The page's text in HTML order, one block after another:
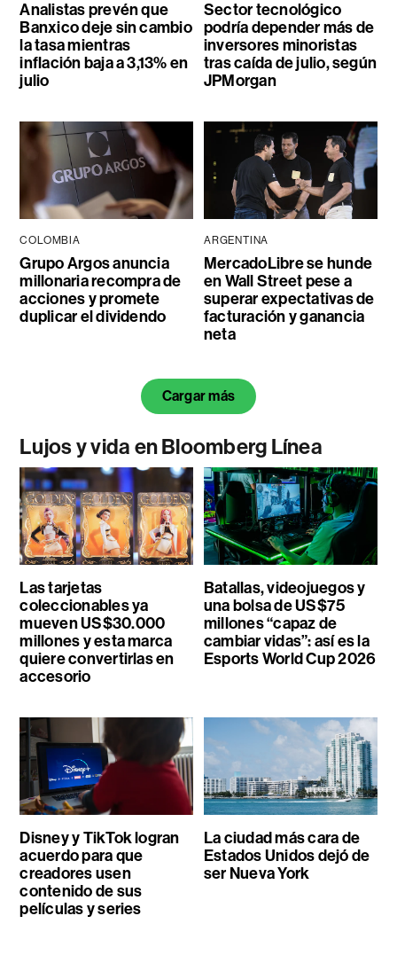
Analistas prevén que
Banxico deje sin cambio
la tasa mientras
inflación baja a 3,13% en
julio
Sector tecnológico
podría depender más de
inversores minoristas
tras caída de julio, según
JPMorgan
COLOMBIA
Grupo Argos anuncia
millonaria recompra de
acciones y promete
duplicar el dividendo
ARGENTINA
MercadoLibre se hunde
en Wall Street pese a
superar expectativas de
facturación y ganancia
neta
Cargar más
Lujos y vida en Bloomberg Línea
Las tarjetas
coleccionables ya
mueven US$30.000
millones y esta marca
quiere convertirlas en
accesorio
Batallas, videojuegos y
una bolsa de US$75
millones “capaz de
cambiar vidas”: así es la
Esports World Cup 2026
Disney y TikTok logran
acuerdo para que
creadores usen
contenido de sus
películas y series
La ciudad más cara de
Estados Unidos dejó de
ser Nueva York